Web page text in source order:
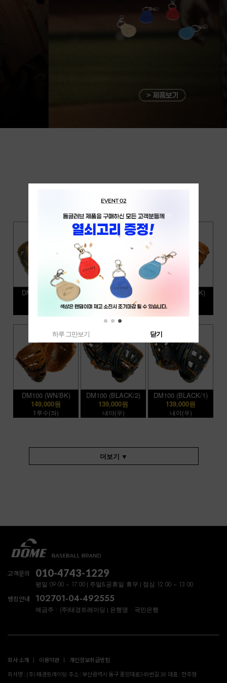
DOME NEW ARRIVAL
DM100 (BLACK)
139,000원
멀티,투수(좌)
DM100 (WN/BK/2)
139,000원
내야(우)
DM100 (WN/BK)
DM100 (WN/BK)
149,000원
1루수(좌)
DM100 (BLACK/2)
139,000원
내야(우)
DM100 (BLACK/1)
139,000원
내야(우)
더보기 ▼
고객문의 010-4743-1229
평일 09:00 ~ 17:00 주말&공휴일 휴무 점심 12:00 ~ 13:00
뱅킹안내 102701-04-492555
예금주 : (주)태경트레이딩 은행명 : 국민은행
회사 소개 이용약관
개인정보취급방침
회사명 : (주) 태경트레이딩 주소 : 부산광역시 동구 중앙대로349번길 38 대표 : 한주형
하루 그만보기 닫기